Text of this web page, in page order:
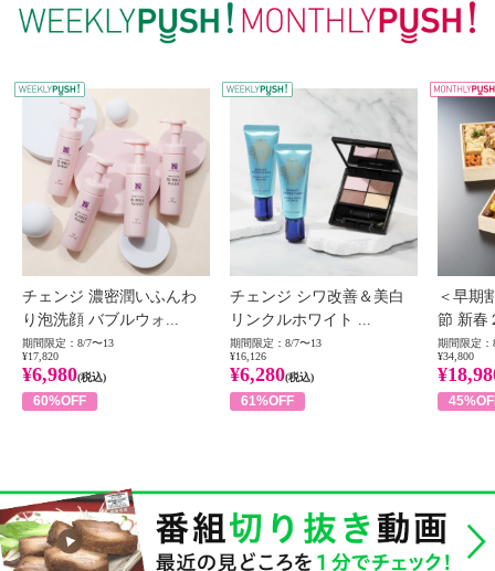
WEEKLY PUSH
チェンジ 濃密潤いふんわ
り泡洗顔 バブルウォ...
期間限定：8/7〜13
¥17,820
¥6,980(税込)
60%OFF
チェンジ シワ改善＆美白
リンクルホワイト ...
期間限定：8/7〜13
¥16,126
¥6,280(税込)
61%OFF
＜早期
節 新春
期間限定：
¥34,800